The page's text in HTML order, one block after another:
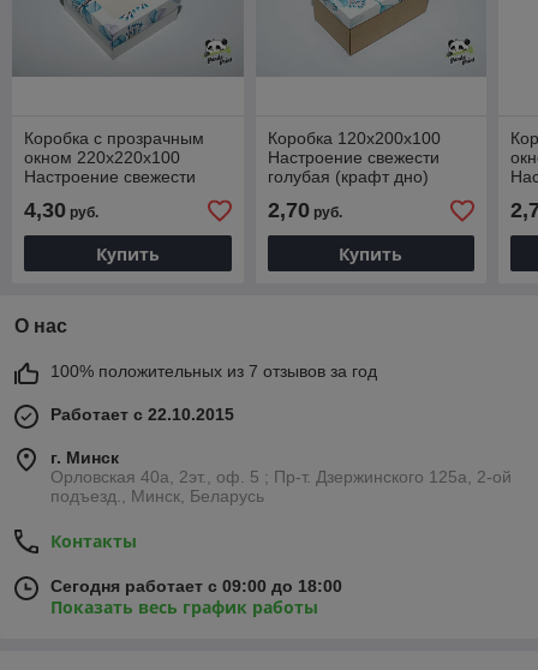
Коробка с прозрачным
окном 220х220х100
Настроение свежести
4,30 руб.
Купить
Коробка 120х200х100
Настроение свежести
голубая (крафт дно)
2,70руб.
Купить
О нас
100% положительных из 7 отзывов за год
Работает с 22.10.2015
г. Минск
Орловская 40а, 2эт., оф. 5 ; Пр-т. Дзержинского 125а, 2-ой
подъезд., Минск, Беларусь
Контакты
Сегодня работает с 09:00 до 18:00
Показать весь график работы